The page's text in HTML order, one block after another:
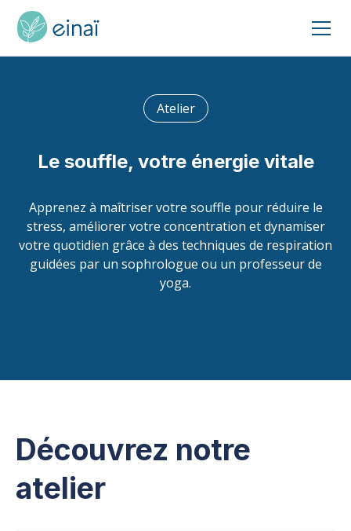
Atelier
Le souffle, votre énergie vitale
Apprenez à maîtriser votre souffle pour réduire le
stress, améliorer votre concentration et dynamiser
votre quotidien grâce à des techniques de respiration
guidées par un sophrologue ou un professeur de
yoga.
Découvrez notre
atelier